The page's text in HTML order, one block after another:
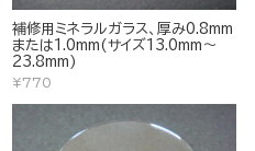
補修用ミネラルガラス、厚み0.8mm
または1.0mm(サイズ13.0mm～
23.8mm)
¥770